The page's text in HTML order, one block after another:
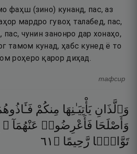
фаҳш (зино) кунанд, пас, аз
мардро гувоҳ талабед, пас,
пас, чунин занонро дар хонаҳо,
тамом кунад, ҳабс кунед ё то
роҳеро қарор диҳад.
тафсир
وَٱلَّذَانِ يَأْتِيَـٰنِهَا مِنكُمْ
وَأَصْلَحَا فَأَعْرِضُوا۟ عَنْهُمَآ ۗ
تَوَّابًۭا رَّحِيمًا ۝ ١٦